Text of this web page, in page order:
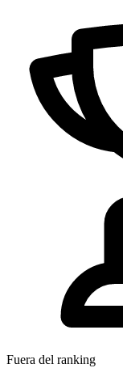
Fuera del ranking